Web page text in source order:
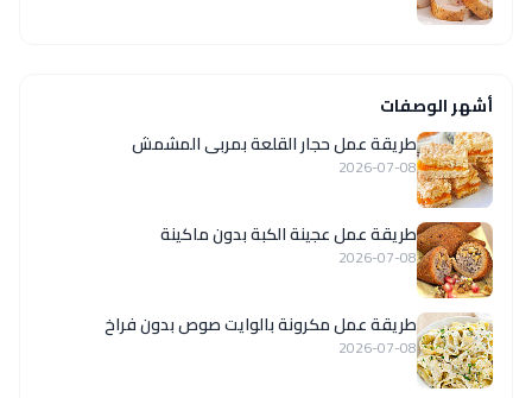
أشهر الوصفات
طريقة عمل حجار القلعة بمربى المشمش
2026-07-08
طريقة عمل عجينة الكبة بدون ماكينة
2026-07-08
طريقة عمل مكرونة بالوايت صوص بدون فراخ
2026-07-08